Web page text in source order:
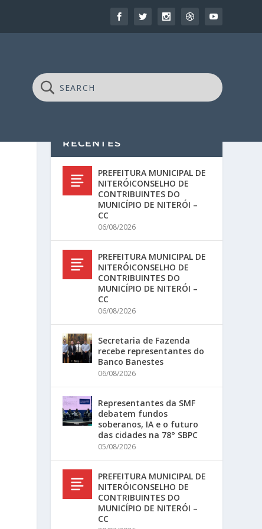
RECENTES
PREFEITURA MUNICIPAL DE
NITERÓICONSELHO DE
CONTRIBUINTES DO
MUNICÍPIO DE NITERÓI –
CC
06/08/2026
PREFEITURA MUNICIPAL DE
NITERÓICONSELHO DE
CONTRIBUINTES DO
MUNICÍPIO DE NITERÓI –
CC
06/08/2026
Secretaria de Fazenda
recebe representantes do
Banco Banestes
06/08/2026
Representantes da SMF
debatem fundos
soberanos, IA e o futuro
das cidades na 78° SBPC
05/08/2026
PREFEITURA MUNICIPAL DE
NITERÓICONSELHO DE
CONTRIBUINTES DO
MUNICÍPIO DE NITERÓI –
CC